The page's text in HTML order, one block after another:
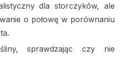
dla storczyków, ale
o połowę w porównaniu
sprawdzając czy nie